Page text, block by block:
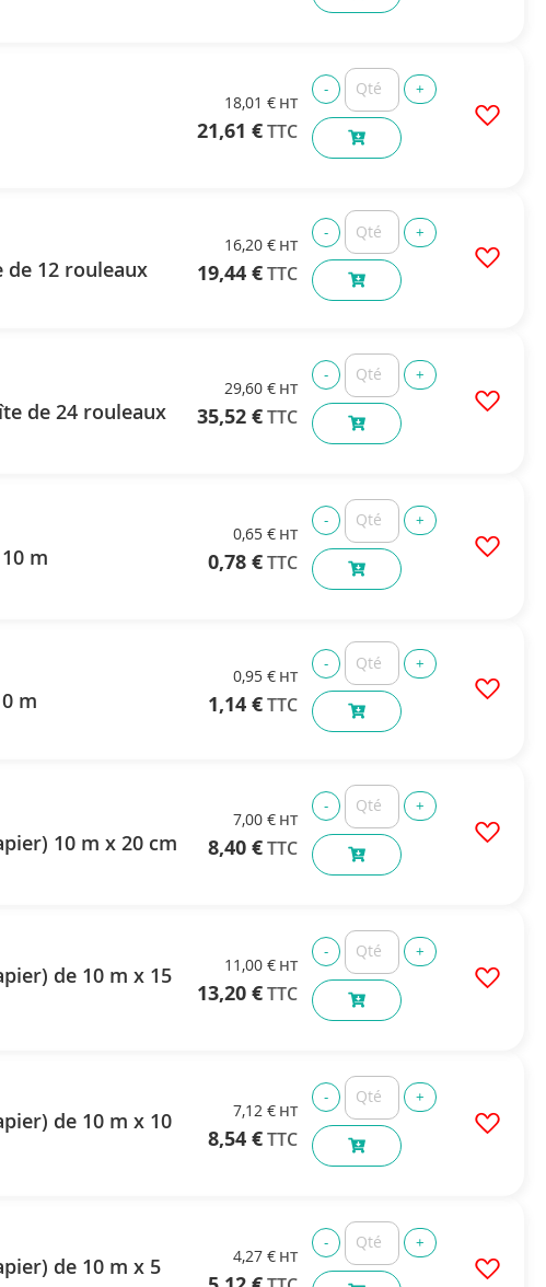
18,01 €
21,61 €
de 12 rouleaux
16,20 €
19,44 €
de 24 rouleaux
29,60 €
35,52 €
m
0,65 €
0,78 €
m
0,95 €
1,14 €
10 m x 20 cm
7,00 €
8,40 €
de 10 m x 15
11,00 €
13,20 €
de 10 m x 10
7,12 €
8,54 €
x 5
4,27 €